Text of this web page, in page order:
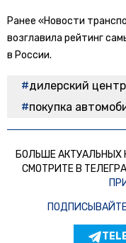
Ранее «Новости
возглавила рейтинг
в России.
дилерский центр
покупка
БОЛЬШЕ
СМОТРИТЕ В